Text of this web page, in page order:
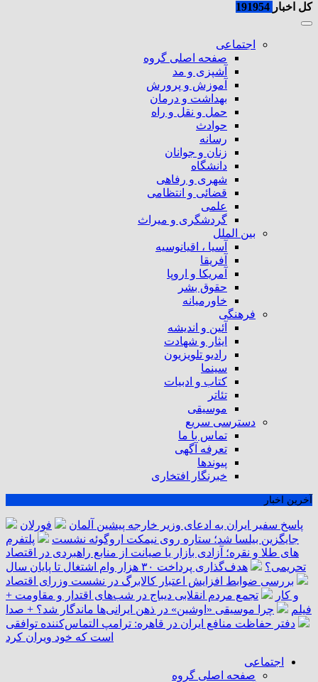
کل اخبار
اجتماعی
صفحه اصلی گروه
آشپزی و مد
آموزش و پرورش
بهداشت و درمان
حمل و نقل و راه
حوادث
رسانه
زنان و جوانان
دانشگاه
شهری و رفاهی
قضائی و انتظامی
علمی
گردشگری و میراث
بین الملل
آسیا ، اقیانوسیه
آفریقا
آمریکا و اروپا
حقوق بشر
خاورمیانه
فرهنگی
آئین و اندیشه
ایثار و شهادت
رادیو تلویزیون
سینما
کتاب و ادبیات
تئاتر
موسیقی
دسترسی سریع
تماس با ما
تعرفه آگهی
پیوندها
خبرنگار افتخاری
آخرین اخبار
پاسخ سفیر ایران به ادعای وزیر خارجه پیشین آلمان
فورلان
جایگزین بیلسا شد؛ ستاره روی نیمکت اروگوئه نشست
پلتفرم
‌های طلا و نقره؛ آزادی بازار یا صیانت از منابع راهبردی در اقتصاد
تحریمی؟
هدف‌گذاری پرداخت ۳۰ هزار وام اشتغال تا پایان سال
بررسی ضوابط افزایش اعتبار کالابرگ در نشست وزرای اقتصاد
و کار
تجمع مردم انقلابی دیباج در شب‌های اقتدار و مقاومت +
فیلم
چرا موسیقی «اوشین» در ذهن ایرانی‌ها ماندگار شد؟ + صدا
دفتر حفاظت منافع ایران در قاهره: ترامپ التماس‌کننده توافقی
است که خود ویران کرد
اجتماعی
صفحه اصلی گروه